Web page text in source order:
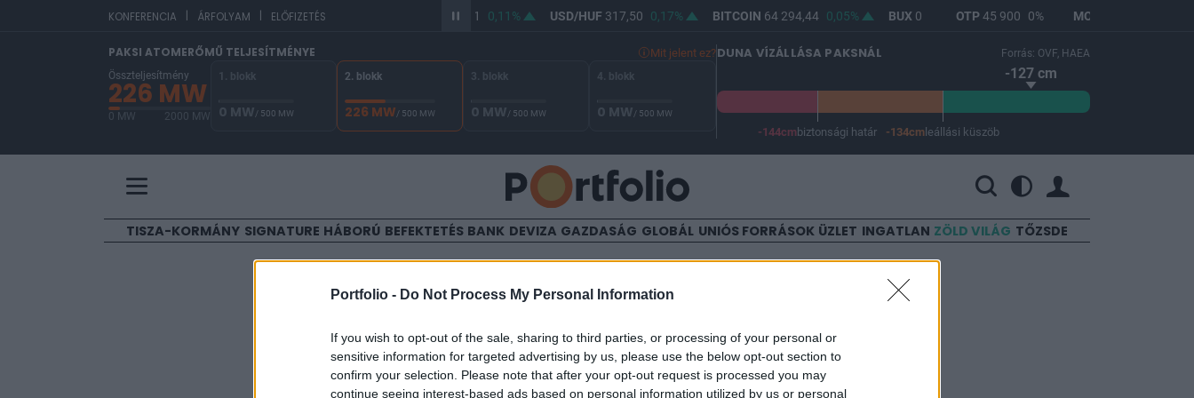
Portfolio - Do Not Process My Personal Information
If you wish to opt-out of the sale, sharing to third parties, or processing of your personal or
sensitive information for targeted advertising by us, please use the below opt-out section to
confirm your selection. Please note that after your opt-out request is processed you may
continue seeing interest-based ads based on personal information utilized by us or personal
KONFERENCIA | ÁRFOLYAM | ELŐFIZETÉS 365,81 0,11% USD/HUF317,50 0,17% BITCOIN64 294,44 0,05% BUX0 OTP 45 900 0% MOL
PAKSI ATOMERŐMŰ TELJESÍTMÉNYE Mit jelent ez?
Összteljesítmény
226 MW
0 MW 2000 MW
1. blokk
0 MW/ 500 MW
2. blokk
226 MW/ 500 MW
3. blokk
0 MW/ 500 MW
4. blokk
0 MW/ 500 MW
DUNA VÍZÁLLÁSA PAKSNÁL Forrás: OVF, HAEA
-127 cm
-144cm biztonsági határ -134cm leállási küszöb
TISZA-KORMÁNY SIGNATURE HÁBORÚ BEFEKTETÉS BANK DEVIZA GAZDASÁG GLOBÁL UNIÓS FORRÁSOK ÜZLET INGATLAN ZÖLD VILÁG TŐZSDE
2009. április 28. 21:25